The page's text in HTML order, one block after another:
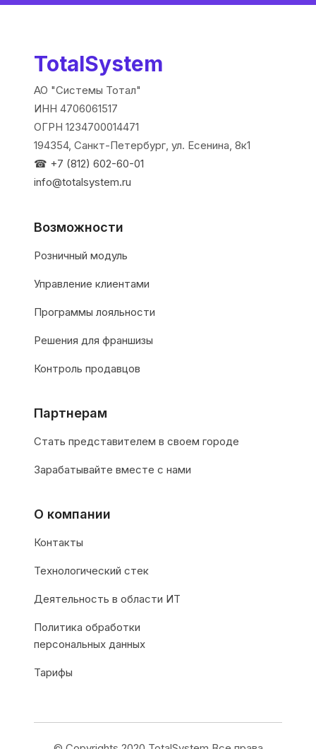
TotalSystem
АО "Системы Тотал"
ИНН 4706061517
ОГРН 1234700014471
194354, Санкт-Петербург, ул. Есенина, 8к1
☎ +7 (812) 602-60-01
info@totalsystem.ru
Возможности
Розничный модуль
Управление клиентами
Программы лояльности
Решения для франшизы
Контроль продавцов
Партнерам
Стать представителем в своем городе
Зарабатывайте вместе с нами
О компании
Контакты
Технологический стек
Деятельность в области ИТ
Политика обработки
персональных данных
Тарифы